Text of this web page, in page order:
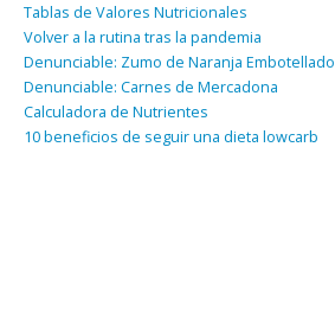
Tablas de Valores Nutricionales
Volver a la rutina tras la pandemia
Denunciable: Zumo de Naranja Embotellado
Denunciable: Carnes de Mercadona
Calculadora de Nutrientes
10 beneficios de seguir una dieta lowcarb